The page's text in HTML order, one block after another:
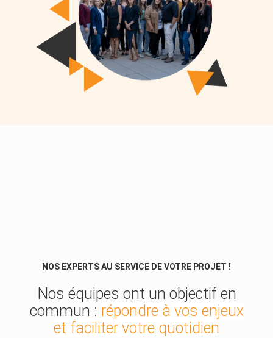
NOS EXPERTS AU SERVICE DE VOTRE PROJET !
Nos équipes ont un objectif en
commun : répondre à vos enjeux
et faciliter votre quotidien